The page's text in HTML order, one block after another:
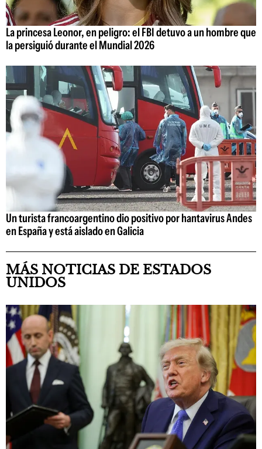
La princesa Leonor, en peligro: el FBI detuvo a un hombre que
la persiguió durante el Mundial 2026
Un turista francoargentino dio positivo por hantavirus Andes
en España y está aislado en Galicia
MÁS NOTICIAS DE ESTADOS
UNIDOS